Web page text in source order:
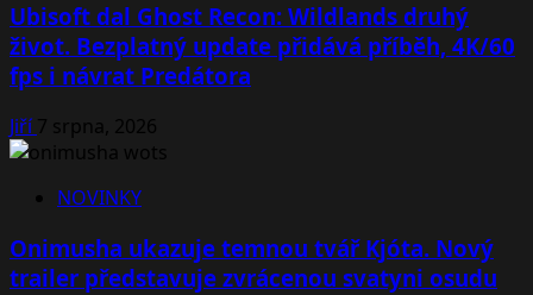
Ubisoft dal Ghost Recon: Wildlands druhý
život. Bezplatný update přidává příběh, 4K/60
fps i návrat Predátora
Jiří7 srpna, 2026
NOVINKY
Onimusha ukazuje temnou tvář Kjóta. Nový
trailer představuje zvrácenou svatyni osudu